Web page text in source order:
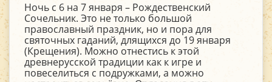
Ночь с 6 на 7 января – Рождественский
Сочельник. Это не только большой
православный праздник, но и пора для
святочных гаданий, длящихся до 19 января
(Крещения). Можно отнестись к этой
древнерусской традиции как к игре и
повеселиться с подружками, а можно